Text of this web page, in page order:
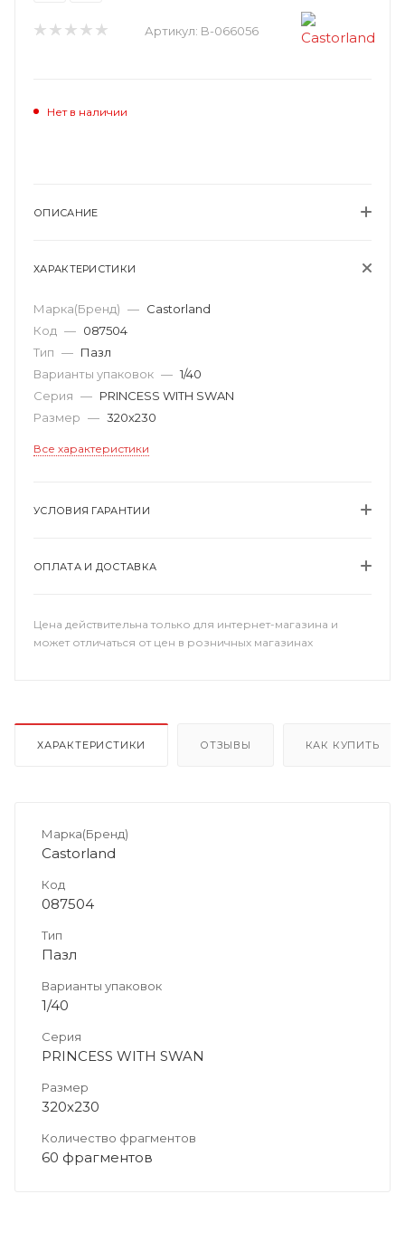
Артикул: B-066056
Нет в наличии
ОПИСАНИЕ
ХАРАКТЕРИСТИКИ
Марка(Бренд) — Castorland
Код — 087504
Тип — Пазл
Варианты упаковок — 1/40
Серия — PRINCESS WITH SWAN
Размер — 320х230
Все характеристики
УСЛОВИЯ ГАРАНТИИ
ОПЛАТА И ДОСТАВКА
Цена действительна только для интернет-магазина и
может отличаться от цен в розничных магазинах
ХАРАКТЕРИСТИКИ ОТЗЫВЫ КАК КУПИТЬ
Марка(Бренд)
Castorland
Код
087504
Тип
Пазл
Варианты упаковок
1/40
Серия
PRINCESS WITH SWAN
Размер
320х230
Количество фрагментов
60 фрагментов